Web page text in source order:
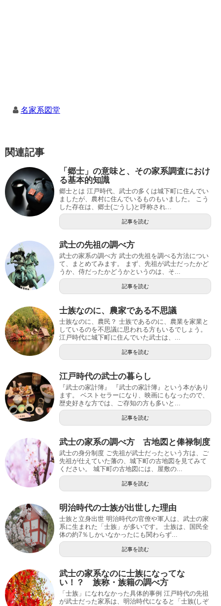
名家系図堂
関連記事
「郷士」の意味と、その家系調査におけ
る基本的知識
郷士とは 江戸時代、武士の多くは城下町に住んでい
ましたが、農村に住んでいるものもいました。 こう
した存在は、郷士(ごうし)と呼称され...
記事を読む
武士の先祖の調べ方
武士の家系の調べ方 武士の先祖を調べる方法につい
て、まとめてみます。 まず、先祖が武士だったかど
うか、侍だったかどうかというのは、そ...
記事を読む
士族なのに、農家である不思議
士族なのに、農民？ 士族であるのに、農業を家業と
しているのを不思議に思われる方もいるでしょう。
江戸時代に城下町に住んでいた武士は、...
記事を読む
江戸時代の武士の暮らし
『武士の家計簿』 『武士の家計簿』という本があり
ます。 ベストセラーになり、映画にもなったので、
歴史好きな方では、ご存知の方も多いと...
記事を読む
武士の家系の調べ方 古地図と俸禄制度
武士の身分制度 ご先祖が武士だったという方は、ご
先祖が仕えていた藩の、城下町の古地図を見てみて
ください。 城下町の古地図には、屋敷の...
記事を読む
明治時代の士族が出世した理由
士族と立身出世 明治時代の官僚や軍人は、武士の家
系に生まれた「士族」が多いです。 士族は、国民全
体の約7％しかいなかったにも関わらず...
記事を読む
武士の家系なのに士族になってな
い！？ 族称・族籍の調べ方
「士族」になれなかった具体的事例 江戸時代の先祖
が武士だった家系は、明治時代になると「士族(しぞ